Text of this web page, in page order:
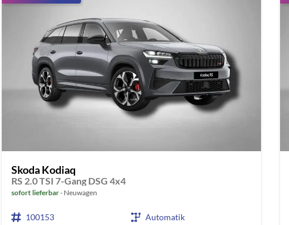
Skoda Kodiaq
RS 2.0 TSI 7-Gang DSG 4x4
sofort lieferbar Neuwagen
100153
Automatik